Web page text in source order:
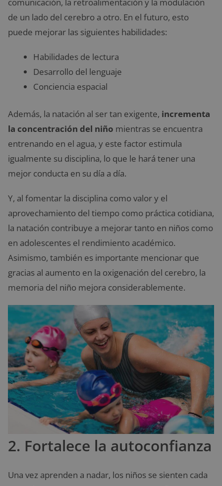
de un lado del cerebro a otro. En el futuro, esto
puede mejorar las siguientes habilidades:
Habilidades de lectura
Desarrollo del lenguaje
Conciencia espacial
Además, la natación al ser tan exigente, incrementa
la concentración del niño mientras se encuentra
entrenando en el agua, y este factor estimula
igualmente su disciplina, lo que le hará tener una
mejor conducta en su día a día.
Y, al fomentar la disciplina como valor y el
aprovechamiento del tiempo como práctica cotidiana,
la natación contribuye a mejorar tanto en niños como
en adolescentes el rendimiento académico.
Asimismo, también es importante mencionar que
gracias al aumento en la oxigenación del cerebro, la
memoria del niño mejora considerablemente.
2. Fortalece la autoconfianza
Una vez aprenden a nadar, los niños se sienten cada